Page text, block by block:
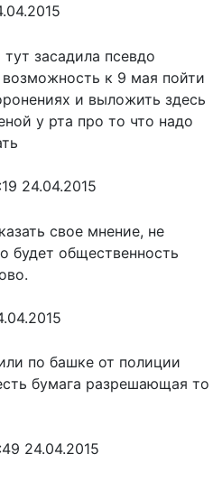
засадила псевдо
к 9 мая пойти
и выложить здесь
у рта про то что надо
24.04.2015
свое мнение, не
будет общественность
по башке от полиции
бумага разрешающая то
24.04.2015